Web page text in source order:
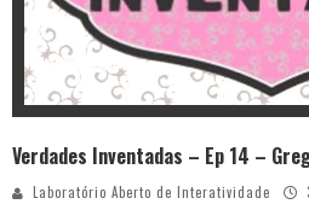
Verdades Inventadas – Ep 14 –
Laboratório Aberto de Interatividade